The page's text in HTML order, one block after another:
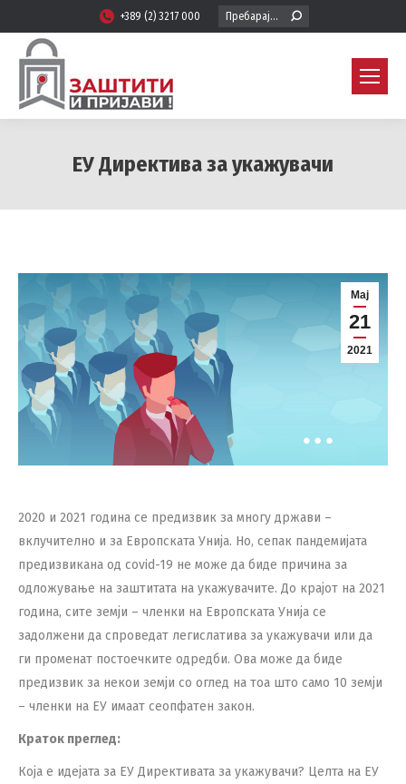
+389 (2) 3217 000 Search:
ЕУ Директива за укажувачи
Мај
21
2021
2020 и 2021 година се предизвик за многу држави –
вклучително и за Европската Унија. Но, сепак пандемијата
предизвикана од covid-19 не може да биде причина за
одложување на заштитата на укажувачите. До крајот на 2021
година, сите земји – членки на Европската Унија се
задолжени да спроведат легислатива за укажувачи или да
ги променат постоечките одредби. Ова може да биде
предизвик за некои земји со оглед на тоа што само 10 земји
– членки на ЕУ имаат сеопфатен закон.
Краток преглед:
Која е идејата за ЕУ Директивата за укажувачи? Целта на ЕУ